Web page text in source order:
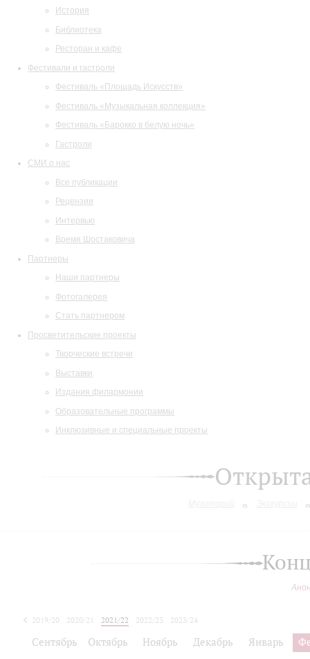
История
Библиотека
Ресторан и кафе
Фестивали и гастроли
Фестиваль «Площадь Искусств»
Фестиваль «Музыкальная коллекция»
Фестиваль «Барокко в белую ночь»
Гастроли
СМИ о нас
Все публикации
Рецензии
Интервью
Время Шостаковича
Партнеры
Наши партнеры
Фотогалерея
Стать партнером
Просветительские проекты
Творческие встречи
Выставки
Издания филармонии
Образовательные программы
Инклюзивные и специальные проекты
2019/20 2020/21 2021/22 2022/23
2023/24
Сентябрь Октябрь Ноябрь Декабрь Январь